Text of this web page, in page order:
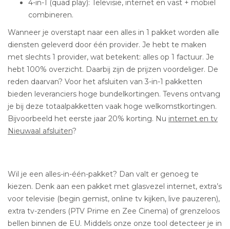
4-in-1 (quad play): Televisie, internet en vast + mobiel
combineren.
Wanneer je overstapt naar een alles in 1 pakket worden alle
diensten geleverd door één provider. Je hebt te maken
met slechts 1 provider, wat betekent: alles op 1 factuur. Je
hebt 100% overzicht. Daarbij zijn de prijzen voordeliger. De
reden daarvan? Voor het afsluiten van 3-in-1 pakketten
bieden leveranciers hoge bundelkortingen. Tevens ontvang
je bij deze totaalpakketten vaak hoge welkomstkortingen.
Bijvoorbeeld het eerste jaar 20% korting. Nu internet en tv
Nieuwaal afsluiten?
Wil je een alles-in-één-pakket? Dan valt er genoeg te
kiezen. Denk aan een pakket met glasvezel internet, extra’s
voor televisie (begin gemist, online tv kijken, live pauzeren),
extra tv-zenders (PTV Prime en Zee Cinema) of grenzeloos
bellen binnen de EU. Middels onze onze tool detecteer je in